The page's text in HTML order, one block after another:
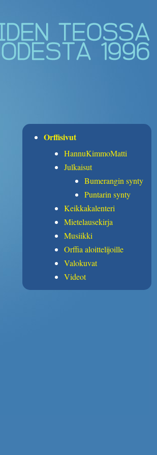
Orffisivut
HannuKimmoMatti
Julkaisut
Bumerangin synty
Puntarin synty
Keikkakalenteri
Mietelausekirja
Musiikki
Orffia aloittelijoille
Valokuvat
Videot